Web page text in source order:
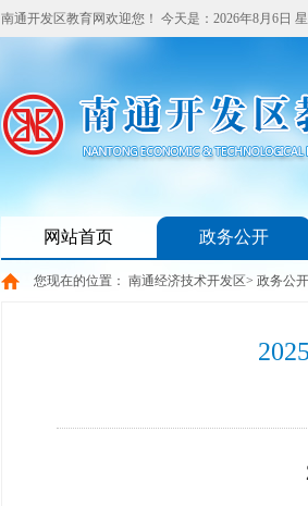
南通开发区教育网欢迎您！ 今天是： 2026年8月6日
网站首页 政务公开
您现在的位置： 南通经济技术开发区> 政务公开